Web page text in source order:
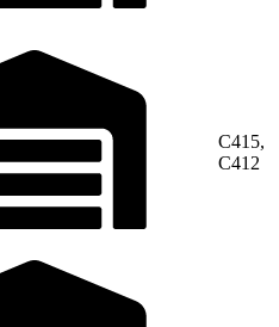
C415,
C412